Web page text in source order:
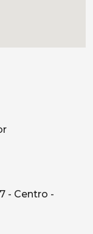
- Centro -